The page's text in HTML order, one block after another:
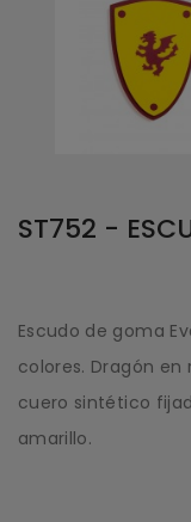
ST752 -
Escudo de goma
colores. Dragón en
cuero sintético
amarillo.